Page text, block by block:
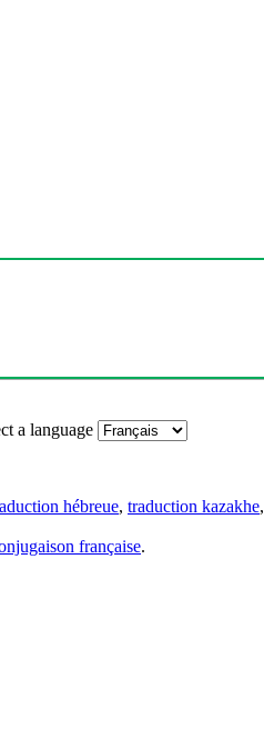
a language
hébreue, traduction kazakhe,
française.